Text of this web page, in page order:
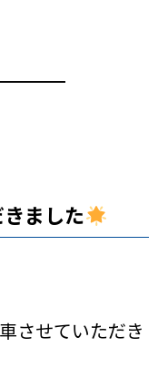
ました
させていただき